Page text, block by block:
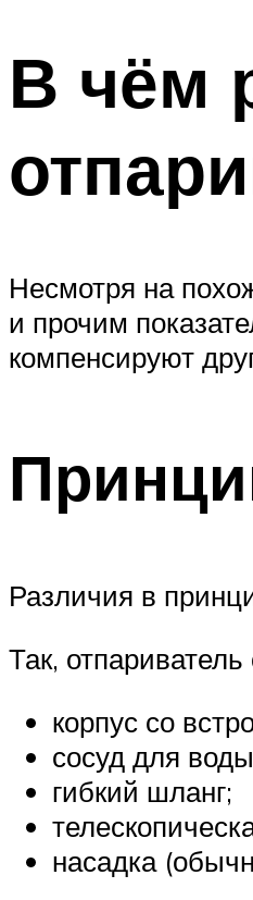
В чём
Несмотря на
и прочим
компенсируют
Различия в
Так,
корпус со
сосуд для
гибкий шланг;
насадка